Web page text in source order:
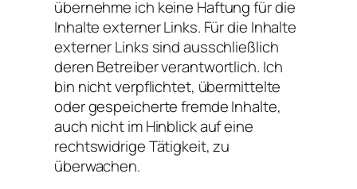
übernehme ich keine Haftung für die
Inhalte externer Links. Für die Inhalte
externer Links sind ausschließlich
deren Betreiber verantwortlich. Ich
bin nicht verpflichtet, übermittelte
oder gespeicherte fremde Inhalte,
auch nicht im Hinblick auf eine
rechtswidrige Tätigkeit, zu
überwachen.